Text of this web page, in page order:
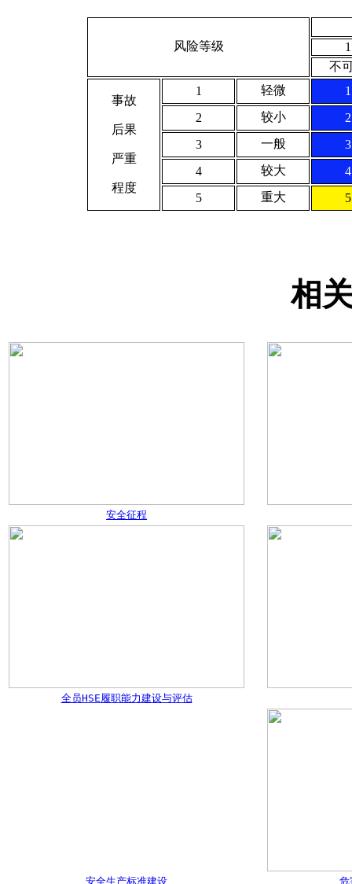
风险等级
1
不
事故
后果
严重
程度
1 轻微
1
2
较小
2
3
一般
3
4
较大
4
5
重大 5
相
安全征程
全员HSE履职能力建设与评估
安全生产标准建设 危